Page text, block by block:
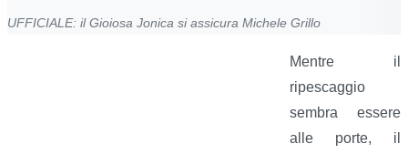
UFFICIALE: il Gioiosa Jonica si assicura Michele Grillo
Mentre il
ripescaggio
sembra essere
alle porte, il